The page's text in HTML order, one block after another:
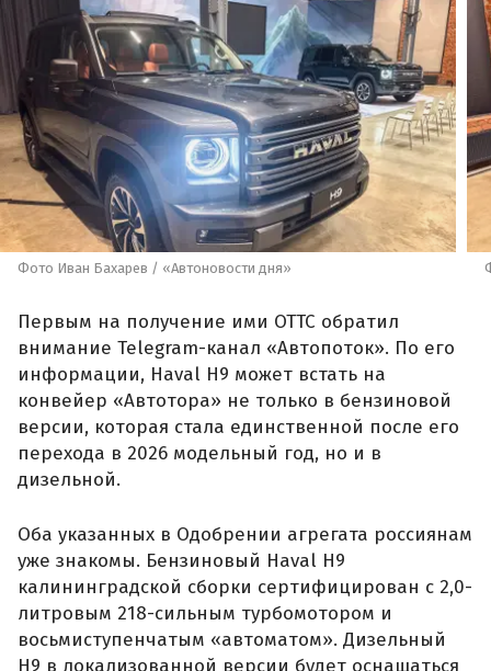
Фото Иван Бахарев / «Автоновости дня»
Первым на получение ими ОТТС обратил
внимание Telegram-канал «Автопоток». По его
информации, Haval H9 может встать на
конвейер «Автотора» не только в бензиновой
версии, которая стала единственной после его
перехода в 2026 модельный год, но и в
дизельной.
Оба указанных в Одобрении агрегата россиянам
уже знакомы. Бензиновый Haval H9
калининградской сборки сертифицирован с 2,0-
литровым 218-сильным турбомотором и
восьмиступенчатым «автоматом». Дизельный
H9 в локализованной версии будет оснащаться